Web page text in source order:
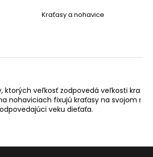
Kraťasy a nohavice
ktorých veľkosť zodpovedá veľkosti
nohaviciach fixujú kraťasy na svojom
veku dieťaťa.